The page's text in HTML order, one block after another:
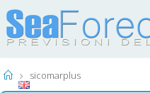
sicomarplus